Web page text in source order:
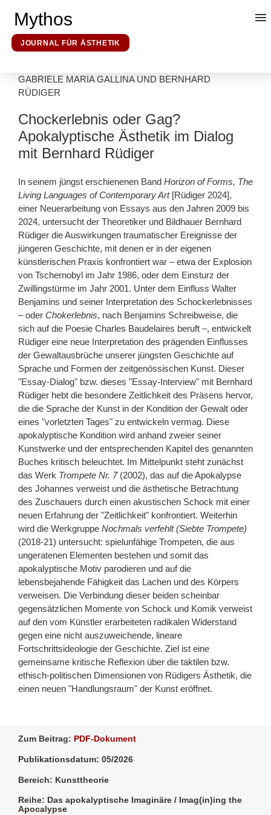
Mythos
Mythosforschung
Erklärende Hermeneutik
Über uns
JOURNAL FÜR ÄSTHETIK
GABRIELE MARIA GALLINA UND BERNHARD
RÜDIGER
Chockerlebnis oder Gag?
Apokalyptische Ästhetik im Dialog
mit Bernhard Rüdiger
In seinem jüngst erschienenen Band Horizon of Forms, The
Living Languages of Contemporary Art[Rüdiger 2024],
einer Neuerarbeitung von Essays aus den Jahren 2009 bis
2024, untersucht der Theoretiker und Bildhauer Bernhard
Rüdiger die Auswirkungen traumatischer Ereignisse der
jüngeren Geschichte, mit denen er in der eigenen
künstlerischen Praxis konfrontiert war – etwa der Explosion
von Tschernobyl im Jahr 1986, oder dem Einsturz der
Zwillingstürme im Jahr 2001. Unter dem Einfluss Walter
Benjamins und seiner Interpretation des Schockerlebnisses
– oder Chokerlebnis, nach Benjamins Schreibweise, die
sich auf die Poesie Charles Baudelaires beruft –, entwickelt
Rüdiger eine neue Interpretation des prägenden Einflusses
der Gewaltausbrüche unserer jüngsten Geschichte auf
Sprache und Formen der zeitgenössischen Kunst. Dieser
"Essay-Dialog" bzw. dieses "Essay-Interview" mit Bernhard
Rüdiger hebt die besondere Zeitlichkeit des Präsens hervor,
die die Sprache der Kunst in der Kondition der Gewalt oder
eines "vorletzten Tages" zu entwickeln vermag. Diese
apokalyptische Kondition wird anhand zweier seiner
Kunstwerke und der entsprechenden Kapitel des genannten
Buches kritisch beleuchtet. Im Mittelpunkt steht zunächst
das Werk Trompete Nr. 7(2002), das auf die Apokalypse
des Johannes verweist und die ästhetische Betrachtung
des Zuschauers durch einen akustischen Schock mit einer
neuen Erfahrung der "Zeitlichkeit" konfrontiert. Weiterhin
wird die Werkgruppe Nochmals verfehlt (Siebte Trompete)
(2018-21) untersucht: spielunfähige Trompeten, die aus
ungeratenen Elementen bestehen und somit das
apokalyptische Motiv parodieren und auf die
lebensbejahende Fähigkeit das Lachen und des Körpers
verweisen. Die Verbindung dieser beiden scheinbar
gegensätzlichen Momente von Schock und Komik verweist
auf den vom Künstler erarbeiteten radikalen Widerstand
gegen eine nicht auszuweichende, lineare
Fortschrittsideologie der Geschichte. Ziel ist eine
gemeinsame kritische Reflexion über die taktilen bzw.
ethisch-politischen Dimensionen von Rüdigers Ästhetik, die
einen neuen "Handlungsraum" der Kunst eröffnet.
Zum Beitrag: PDF-Dokument
Publikationsdatum: 05/2026
Bereich: Kunsttheorie
Reihe: Das apokalyptische Imaginäre / Imag(in)ing the
Apocalypse